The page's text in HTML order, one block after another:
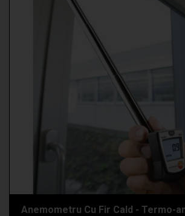
Anemometru Cu Fir Cald - Termo-